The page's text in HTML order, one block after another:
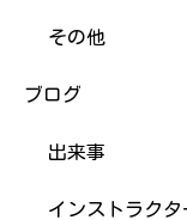
その他
ブログ
出来事
インストラクタ